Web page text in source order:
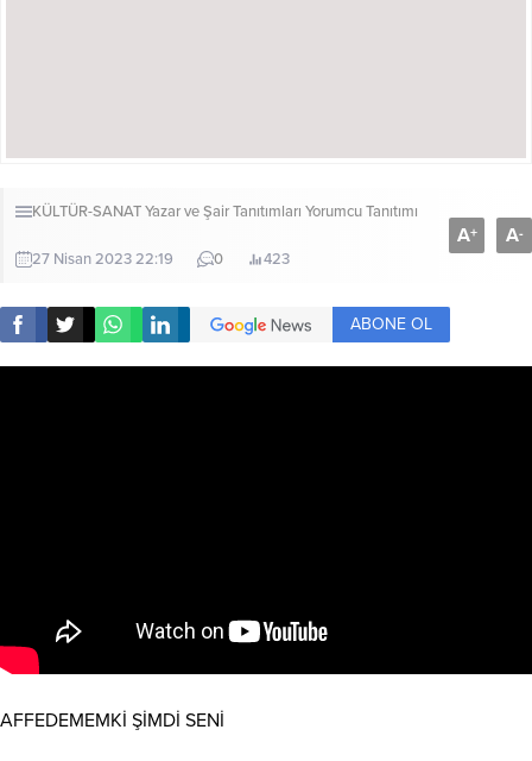
KÜLTÜR-SANATYazar ve Şair Tanıtımları Yorumcu Tanıtımı
27 Nisan 2023 22:19 0 423
A+ A-
ABONE OL
AFFEDEMEMKİ ŞİMDİ SENİ